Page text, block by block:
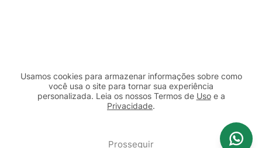
Usamos cookies para armazenar informações sobre como
você usa o site para tornar sua experiência
personalizada. Leia os nossos Termos de Usoe a
Privacidade.
Prosseguir